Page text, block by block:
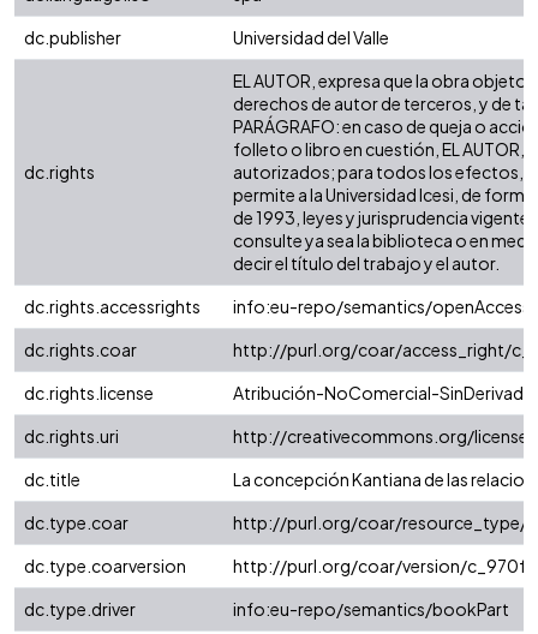
dc.publisher
Universidad del Valle
dc.rights
EL AUTOR, expresa que la obra
derechos de autor de terceros, y de
PARÁGRAFO: en caso de queja o
folleto o libro en cuestión, EL AUTOR,
autorizados; para todos los efectos,
permite a la Universidad Icesi, de
de 1993, leyes y jurisprudencia
consulte ya sea la biblioteca o en
decir el título del trabajo y el autor.
dc.rights.accessrights
info:eu-repo/semantics/openAccess
dc.rights.coar
http://purl.org/coar/access_right/
dc.rights.license
Atribución-NoComercial-
dc.rights.uri
http://creativecommons.org/
dc.title
La concepción Kantiana de las
dc.type.coar
http://purl.org/coar/resource_type/
dc.type.coarversion
http://purl.org/coar/version/
dc.type.driver
info:eu-repo/semantics/bookPart